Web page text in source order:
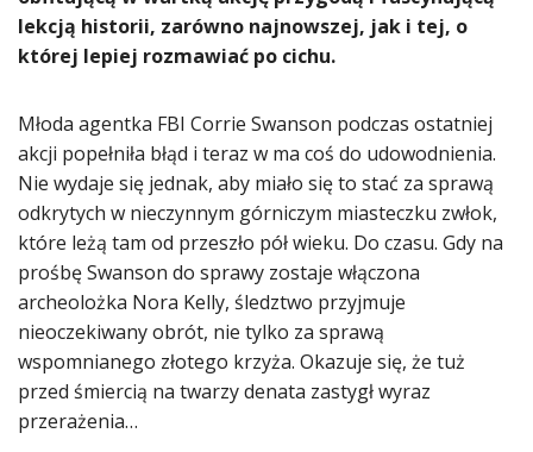
lekcją historii, zarówno najnowszej, jak i tej, o
której lepiej rozmawiać po cichu.
Młoda agentka FBI Corrie Swanson podczas ostatniej
akcji popełniła błąd i teraz w ma coś do udowodnienia.
Nie wydaje się jednak, aby miało się to stać za sprawą
odkrytych w nieczynnym górniczym miasteczku zwłok,
które leżą tam od przeszło pół wieku. Do czasu. Gdy na
prośbę Swanson do sprawy zostaje włączona
archeolożka Nora Kelly, śledztwo przyjmuje
nieoczekiwany obrót, nie tylko za sprawą
wspomnianego złotego krzyża. Okazuje się, że tuż
przed śmiercią na twarzy denata zastygł wyraz
przerażenia…